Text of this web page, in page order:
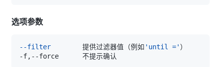
选项参数
--filter
	提供过滤器值（例如
'until ='